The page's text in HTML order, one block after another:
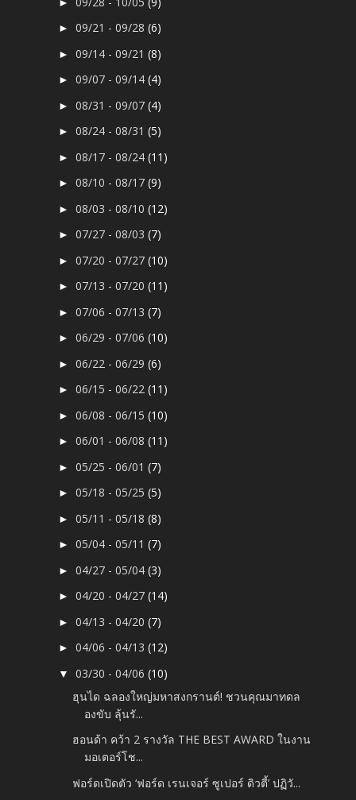
►09/21 - 09/28(6)
►09/14 - 09/21(8)
►09/07 - 09/14(4)
►08/31 - 09/07(4)
►08/24 - 08/31(5)
►08/17 - 08/24(11)
►08/10 - 08/17(9)
►08/03 - 08/10(12)
►07/27 - 08/03(7)
►07/20 - 07/27(10)
►07/13 - 07/20(11)
►07/06 - 07/13(7)
►06/29 - 07/06(10)
►06/22 - 06/29(6)
►06/15 - 06/22(11)
►06/08 - 06/15(10)
►06/01 - 06/08(11)
►05/25 - 06/01(7)
►05/18 - 05/25(5)
►05/11 - 05/18(8)
►05/04 - 05/11(7)
►04/27 - 05/04(3)
►04/20 - 04/27(14)
►04/13 - 04/20(7)
►04/06 - 04/13(12)
▼03/30 - 04/06(10)
ฮุนได ฉลองใหญ่มหาสงกรานต์! ชวนคุณมาทดล
องขับ ลุ้นรั...
ฮอนด้า คว้า 2 รางวัล THE BEST AWARD ในงาน
มอเตอร์โช...
ฟอร์ดเปิดตัว ‘ฟอร์ด เรนเจอร์ ซูเปอร์ ดิวตี้’ ปฏิวั...